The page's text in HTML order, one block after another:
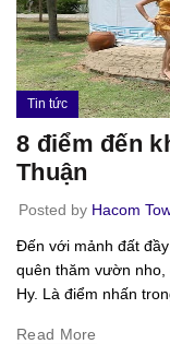
Tin tức
8 điểm đến
Thuận
Posted by Hacom
Đến với mảnh đất
quên thăm vườn
Hy. Là điểm nhấn
Read More